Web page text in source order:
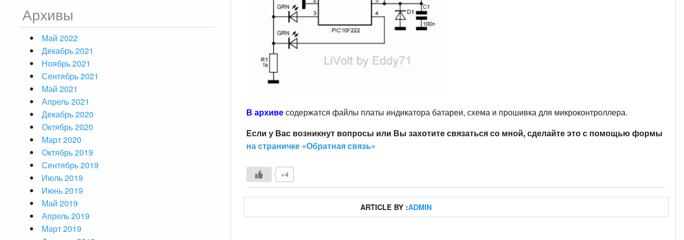
Архивы
Май 2022
Декабрь 2021
Ноябрь 2021
Сентябрь 2021
Май 2021
Апрель 2021
Декабрь 2020
Октябрь 2020
Март 2020
Октябрь 2019
Сентябрь 2019
Июль 2019
Июнь 2019
Май 2019
Апрель 2019
Март 2019
В архивесодержатся файлы платы индикатора батареи, схема и прошивка для микроконтроллера.
Если у Вас возникнут вопросы или Вы захотите связаться со мной, сделайте это с помощью формы
на страничке «Обратная связь»
+4
ARTICLE BY :ADMIN